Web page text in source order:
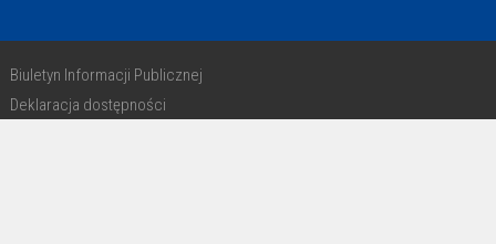
Biuletyn Informacji Publicznej
Deklaracja dostępności